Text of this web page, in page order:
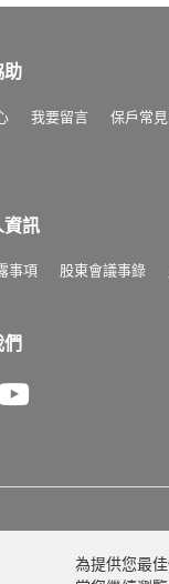
助
我要留言 保戶常
資訊
事項 股東會議事錄
為提供您最